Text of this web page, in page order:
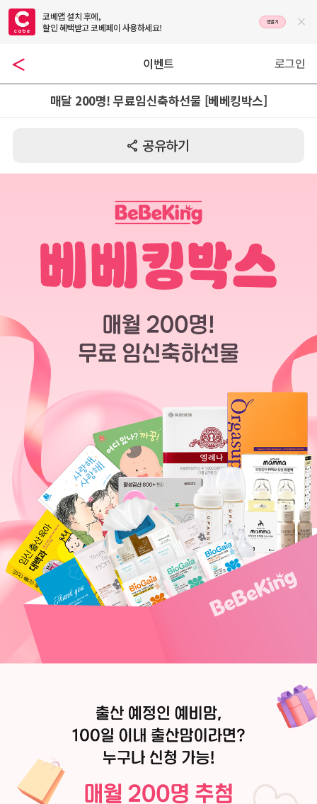
코베앱 설치 후에,
할인 혜택받고 코베페이 사용하세요!
앱열기 
이벤트 로그인
매달 200명! 무료임신축하선물 [베베킹박스]
 공유하기